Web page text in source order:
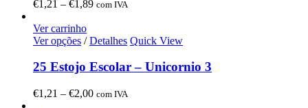
€1,21 – €1,89Price
through
com IVA
Ver carrinho
Ver opções / Detalhes Quick View
25 Estojo Escolar – Unicornio 3
€1,21 – €2,00Price
com IVA